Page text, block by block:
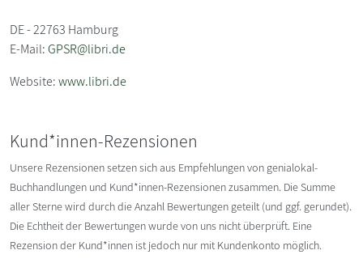
DE - 22763 Hamburg
E-Mail:GPSR@libri.de
Website:www.libri.de
Kund*innen-Rezensionen
Unsere Rezensionen setzen sich aus Empfehlungen von genialokal-
Buchhandlungen und Kund*innen-Rezensionen zusammen. Die Summe
aller Sterne wird durch die Anzahl Bewertungen geteilt (und ggf. gerundet).
Die Echtheit der Bewertungen wurde von uns nicht überprüft. Eine
Rezension der Kund*innen ist jedoch nur mit Kundenkonto möglich.